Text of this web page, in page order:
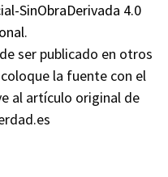
SinObraDerivada 4.0
.
ser publicado en otros
la fuente con el
al artículo original de